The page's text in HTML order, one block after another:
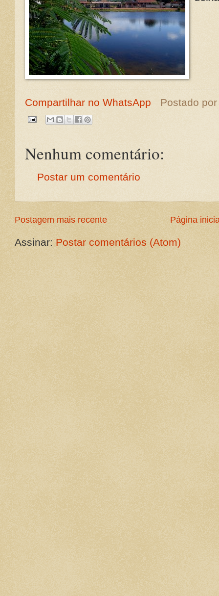
Compartilhar no WhatsApp Postado
Nenhum comentário:
Postar um comentário
Postagem mais recente Página
Assinar: Postar comentários (Atom)